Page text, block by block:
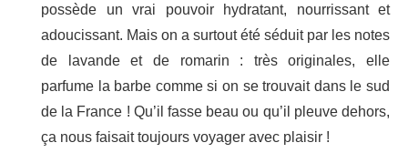
possède un vrai pouvoir hydratant, nourrissant et
adoucissant. Mais on a surtout été séduit par les notes
de lavande et de romarin : très originales, elle
parfume la barbe comme si on se trouvait dans le sud
de la France ! Qu’il fasse beau ou qu’il pleuve dehors,
ça nous faisait toujours voyager avec plaisir !